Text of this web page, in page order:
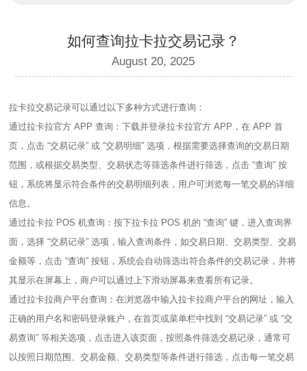
如何查询拉卡拉交易记录？
August 20, 2025
拉卡拉交易记录可以通过以下多种方式进行查询：
通过拉卡拉官方 APP 查询：下载并登录拉卡拉官方 APP，在 APP 首
页，点击 “交易记录” 或 “交易明细” 选项，根据需要选择查询的交易日期
范围，或根据交易类型、交易状态等筛选条件进行筛选，点击 “查询” 按
钮，系统将显示符合条件的交易明细列表，用户可浏览每一笔交易的详细
信息。
通过拉卡拉 POS 机查询：按下拉卡拉 POS 机的 “查询” 键，进入查询界
面，选择 “交易记录” 选项，输入查询条件，如交易日期、交易类型、交易
金额等，点击 “查询” 按钮，系统会自动筛选出符合条件的交易记录，并将
其显示在屏幕上，商户可以通过上下滑动屏幕来查看所有记录。
通过拉卡拉商户平台查询：在浏览器中输入拉卡拉商户平台的网址，输入
正确的用户名和密码登录账户，在首页或菜单栏中找到 “交易记录” 或 “交
易查询” 等相关选项，点击进入该页面，按照条件筛选交易记录，通常可
以按照日期范围、交易金额、交易类型等条件进行筛选，点击每一笔交易